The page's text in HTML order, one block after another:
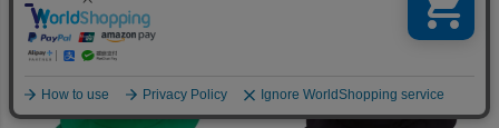
何かお探しですか？